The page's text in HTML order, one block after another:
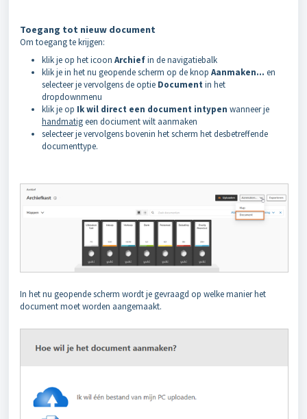
Toegang tot nieuw document
Om toegang te krijgen:
klik je op het icoon Archiefin de navigatiebalk
klik je in het nu geopende scherm op de knop Aanmaken... en
selecteer je vervolgens de optie Document in het
dropdownmenu
klik je op Ik wil direct een document intypen wanneer je
handmatigeen dociument wilt aanmaken
selecteer je vervolgens bovenin het scherm het desbetreffende
documenttype.
In het nu geopende scherm wordt je gevraagd op welke manier het
document moet worden aangemaakt.